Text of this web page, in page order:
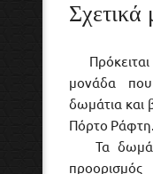
Σχετικά
Πρόκειται
μονάδα
δωμάτια και
Πόρτο Ράφτη.
Τα